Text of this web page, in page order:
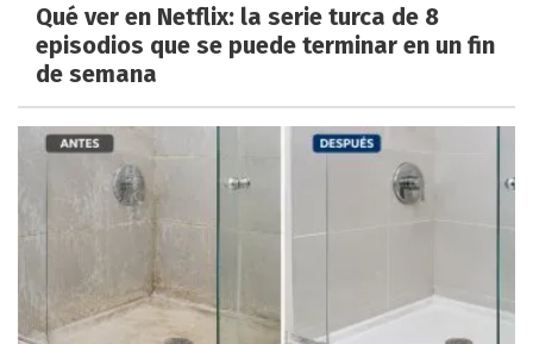
Qué ver en Netflix: la serie turca de 8
episodios que se puede terminar en un fin
de semana